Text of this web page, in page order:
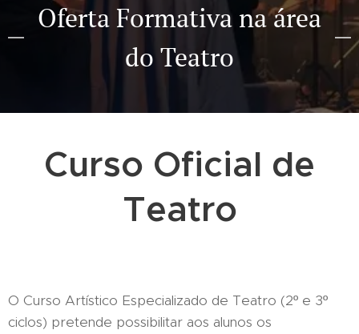
Oferta Formativa na área
do Teatro
Curso Oficial de
Teatro
O Curso Artístico Especializado de Teatro (2º e 3º
ciclos) pretende possibilitar aos alunos os